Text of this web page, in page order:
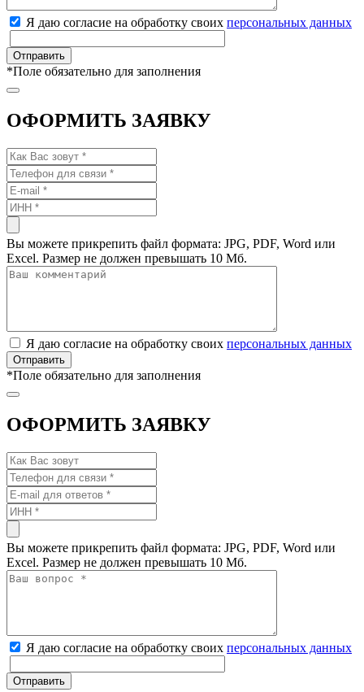
Я даю согласие на обработку своих персональных данных
*Поле обязательно для заполнения
ОФОРМИТЬ ЗАЯВКУ
Вы можете прикрепить файл формата: JPG, PDF, Word или
Excel. Размер не должен превышать 10 Мб.
Я даю согласие на обработку своих персональных данных
*Поле обязательно для заполнения
ОФОРМИТЬ ЗАЯВКУ
Вы можете прикрепить файл формата: JPG, PDF, Word или
Excel. Размер не должен превышать 10 Мб.
Я даю согласие на обработку своих персональных данных